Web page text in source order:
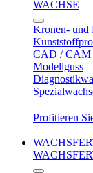
WACHSE
Kronen- und
CAD / CAM
Modellguss
Profitieren